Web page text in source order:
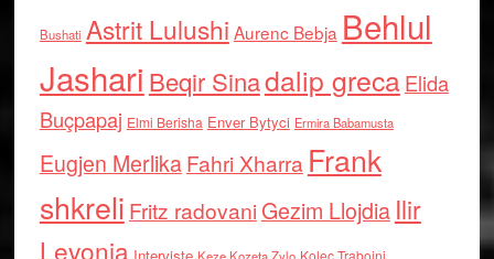
Bushati Astrit Lulushi Aurenc Bebja Behlul
Jashari Beqir Sinadalip grecaElida
Buçpapaj Elmi Berisha Enver Bytyci Ermira Babamusta
Eugjen MerlikaFahri Xharra Frank
shkreli Fritz radovaniGezim Llojdia Ilir
Levonja
Kolec Traboini